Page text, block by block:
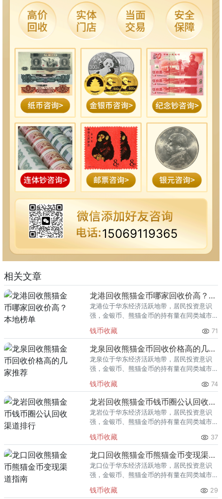
15069119365
相关文章
龙港回收熊猫金币哪家回收价高？本地榜单
龙港位于华东经济活跃地带，居民投资意识
强，金银币、熊猫金币的持有量在同类城市
熊猫金币的需求就明显升温，但鱼龙混杂的
回收渠道里，能精准识别版别溢
钱币收藏 71
龙泉回收熊猫金币回收价格高的几家推荐
龙泉位于华东经济活跃地带，居民投资意识
强，金银币、熊猫金币的持有量在同类城市
熊猫金币的需求就明显升温，但鱼龙混杂的
回收渠道里，能精准识别版别溢
钱币收藏 74
龙岩回收熊猫金币钱币圈公认回收渠道排行
龙岩位于华东经济活跃地带，居民投资意识
强，金银币、熊猫金币的持有量在同类城市
熊猫金币的需求就明显升温，但鱼龙混杂的
回收渠道里，能精准识别版别溢
钱币收藏 37
龙口回收熊猫金币熊猫金币变现渠道指南
龙口位于华东经济活跃地带，居民投资意识
强，金银币、熊猫金币的持有量在同类城市
熊猫金币的需求就明显升温，但鱼龙混杂的
钱币收藏 29